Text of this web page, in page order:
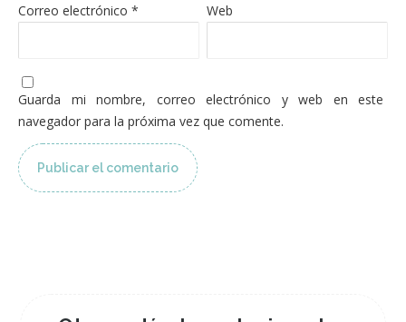
Correo electrónico * Web
Guarda mi nombre, correo electrónico y web en este
navegador para la próxima vez que comente.